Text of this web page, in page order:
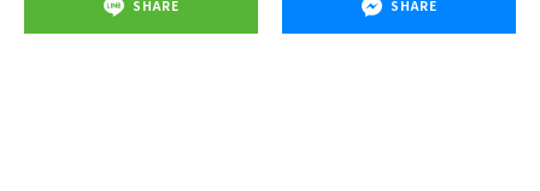
SHARE SHARE